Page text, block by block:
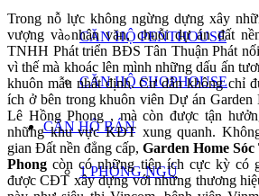
CĂN HỘ PENTHOUSE
CĂN HỘ SHOPHOUSE
CĂN HỘ BÁN
1 PHÒNG NGỦ
Trong nỗ lực không ngừng dựng xây
vượng và nhân văn, chuỗi dự án đất
TNHH Phát triển BĐS Tân Thuận Phát
vì thế mà khoác lên mình những dấu ấn
khuôn mẫu nhất định. Cư dân không chỉ
ích ở bên trong khuôn viên Dự án Garden
Lê Hồng Phong , mà còn được tận
những khu vực KĐT xung quanh.
gian Đất nền đẳng cấp, Garden Home
Phong còn có những tiện ích cực kỳ có
được CĐT xây dựng với những thương